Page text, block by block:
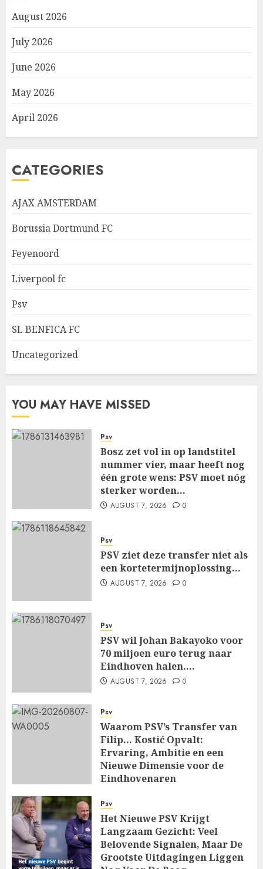
August 2026
July 2026
June 2026
May 2026
April 2026
CATEGORIES
AJAX AMSTERDAM
Borussia Dortmund FC
Feyenoord
Liverpool fc
Psv
SL BENFICA FC
Uncategorized
YOU MAY HAVE MISSED
Psv
Bosz zet vol in op landstitel
nummer vier, maar heeft nog
één grote wens: PSV moet nóg
sterker worden…
AUGUST 7, 2026 0
Psv
PSV ziet deze transfer niet als
een kortetermijnoplossing…
AUGUST 7, 2026 0
Psv
PSV wil Johan Bakayoko voor
70 miljoen euro terug naar
Eindhoven halen….
AUGUST 7, 2026 0
Psv
Waarom PSV’s Transfer van
Filip… Kostić Opvalt:
Ervaring, Ambitie en een
Nieuwe Dimensie voor de
Eindhovenaren
Psv
Het Nieuwe PSV Krijgt
Langzaam Gezicht: Veel
Belovende Signalen, Maar De
Grootste Uitdagingen Liggen